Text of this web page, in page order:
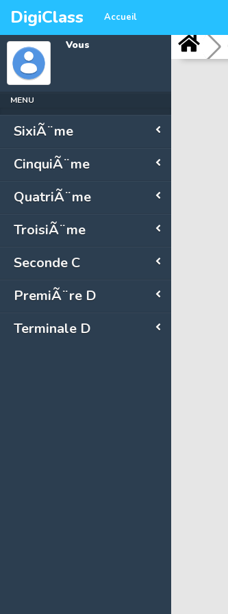
DigiClass Accueil
Vous
MENU
SixiÃ¨me
CinquiÃ¨me
QuatriÃ¨me
TroisiÃ¨me
Seconde C
PremiÃ¨re D
Terminale D